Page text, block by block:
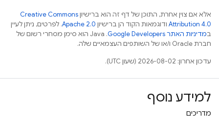
אלא אם צוין אחרת, התוכן של דף זה הוא ברישיוןCreative Commons
Attribution 4.0 ודוגמאות הקוד הן ברישיון Apache 2.0. לפרטים, ניתן לעיין
במדיניות האתר Google Developers‏
.‏ Java הוא סימן מסחרי רשום של
חברת Oracle ו/או של השותפים העצמאיים שלה.
עדכון אחרון: 2026-08-02 (שעון UTC).
למידע נוסף
מדריכים